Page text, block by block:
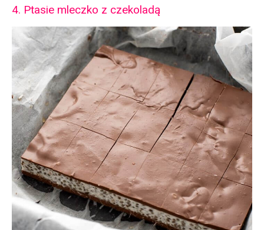
4. Ptasie mleczko z czekoladą